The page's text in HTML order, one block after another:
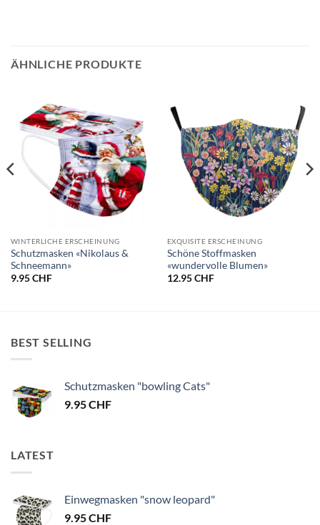
ÄHNLICHE PRODUKTE
WINTERLICHE ERSCHEINUNG
Schutzmasken «Nikolaus &
Schneemann»
9.95CHF
EXQUISITE ERSCHEINUNG
Schöne Stoffmasken
«wundervolle Blumen»
12.95CHF
BEST SELLING
Schutzmasken "bowling Cats"
9.95CHF
LATEST
Einwegmasken "snow leopard"
9.95CHF